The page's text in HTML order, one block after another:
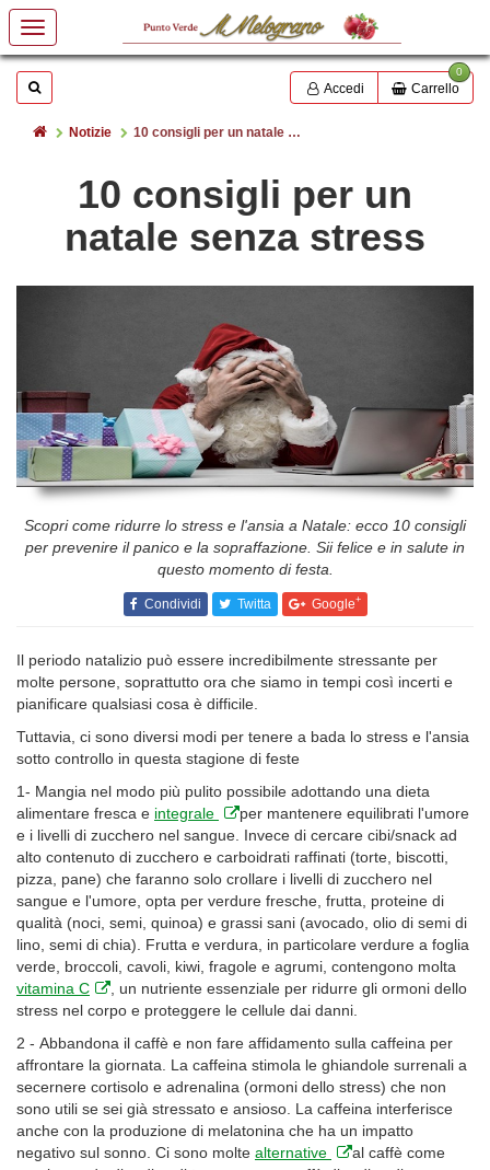
Cerca Accedi
0
Carrello
HomeNotizie 10 consigli per un natale senza stress
10 consigli per un
natale senza stress
Scopri come ridurre lo stress e l'ansia a Natale: ecco 10 consigli
per prevenire il panico e la sopraffazione. Sii felice e in salute in
questo momento di festa.
Condividi Twitta Google+
Il periodo natalizio può essere incredibilmente stressante per
molte persone, soprattutto ora che siamo in tempi così incerti e
pianificare qualsiasi cosa è difficile.
Tuttavia, ci sono diversi modi per tenere a bada lo stress e l'ansia
sotto controllo in questa stagione di feste
1- Mangia nel modo più pulito possibile adottando una dieta
alimentare fresca e integrale
per mantenere equilibrati l'umore
e i livelli di zucchero nel sangue. Invece di cercare cibi/snack ad
alto contenuto di zucchero e carboidrati raffinati (torte, biscotti,
pizza, pane) che faranno solo crollare i livelli di zucchero nel
sangue e l'umore, opta per verdure fresche, frutta, proteine di
qualità (noci, semi, quinoa) e grassi sani (avocado, olio di semi di
lino, semi di chia). Frutta e verdura, in particolare verdure a foglia
verde, broccoli, cavoli, kiwi, fragole e agrumi, contengono molta
vitamina C
, un nutriente essenziale per ridurre gli ormoni dello
stress nel corpo e proteggere le cellule dai danni.
2 - Abbandona il caffè e non fare affidamento sulla caffeina per
affrontare la giornata. La caffeina stimola le ghiandole surrenali a
secernere cortisolo e adrenalina (ormoni dello stress) che non
sono utili se sei già stressato e ansioso. La caffeina interferisce
anche con la produzione di melatonina che ha un impatto
negativo sul sonno. Ci sono molte alternative
al caffè come